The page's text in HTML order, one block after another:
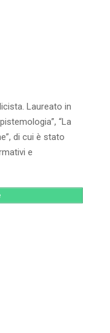
Laureato in
“La
di cui è stato
e